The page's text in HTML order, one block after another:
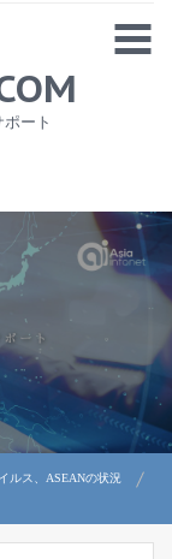
ート
ルス、ASEANの状況